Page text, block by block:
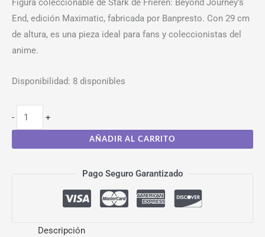
Figura coleccionable de Stark de Frieren: Beyond Journey’s
End, edición Maximatic, fabricada por Banpresto. Con 29 cm
de altura, es una pieza ideal para fans y coleccionistas del
anime.
Disponibilidad: 8 disponibles
- +
AÑADIR AL CARRITO
Pago Seguro Garantizado
Descripción